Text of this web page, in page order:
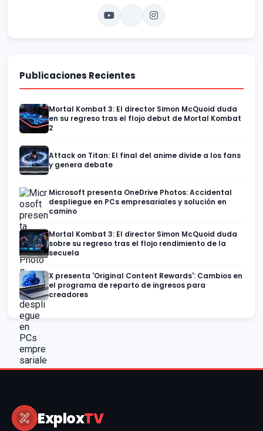
Publicaciones Recientes
Mortal Kombat 3: El director Simon McQuoid duda
en su regreso tras el flojo debut de Mortal Kombat
2
Attack on Titan: El final del anime divide a los fans
y genera debate
Microsoft presenta OneDrive Photos: Accidental
despliegue en PCs empresariales y solución en
camino
Mortal Kombat 3: El director Simon McQuoid duda
sobre su regreso tras el flojo rendimiento de la
secuela
X presenta 'Original Content Rewards': Cambios en
el programa de reparto de ingresos para
creadores
ExploxTV